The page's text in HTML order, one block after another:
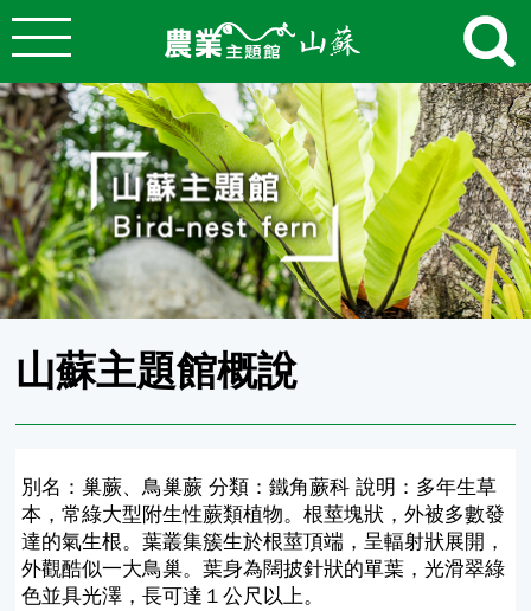
跳到主要內容
農業知識入口網
山蘇主題館概說
別名：巢蕨、鳥巢蕨 分類：鐵角蕨科 說明：多年生草
本，常綠大型附生性蕨類植物。根莖塊狀，外被多數發
達的氣生根。葉叢集簇生於根莖頂端，呈輻射狀展開，
外觀酷似一大鳥巢。葉身為闊披針狀的單葉，光滑翠綠
色並具光澤，長可達１公尺以上。